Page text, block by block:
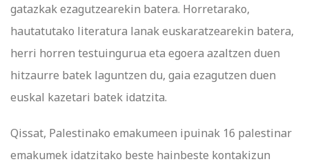
gatazkak ezagutzearekin batera. Horretarako,
hautatutako literatura lanak euskaratzearekin batera,
herri horren testuingurua eta egoera azaltzen duen
hitzaurre batek laguntzen du, gaia ezagutzen duen
euskal kazetari batek idatzita.
Qissat, Palestinako emakumeen ipuinak 16 palestinar
emakumek idatzitako beste hainbeste kontakizun